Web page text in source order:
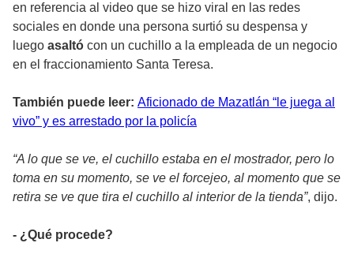
en referencia al video que se hizo viral en las redes
sociales en donde una persona surtió su despensa y
luego asaltó con un cuchillo a la empleada de un negocio
en el fraccionamiento Santa Teresa.
También puede leer: Aficionado de Mazatlán “le juega al
vivo” y es arrestado por la policía
“A lo que se ve, el cuchillo estaba en el mostrador, pero lo
toma en su momento, se ve el forcejeo, al momento que se
retira se ve que tira el cuchillo al interior de la tienda”, dijo.
- ¿Qué procede?